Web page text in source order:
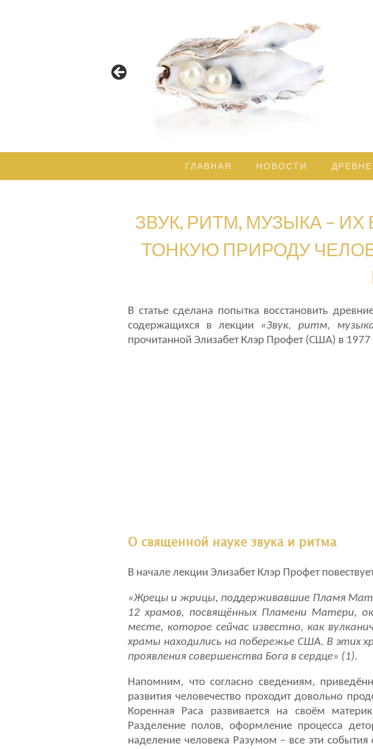
ГЛАВНАЯ НОВОСТИ
ЗВУК, РИТМ, МУЗЫКА –
ТОНКУЮ ПРИРОДУ
В статье сделана попытка восстановить
содержащихся в лекции «Звук, ритм,
прочитанной Элизабет Клэр Профет (США) в 1977
О священной науке звука и ритма
В начале лекции Элизабет Клэр Профет
«Жрецы и жрицы, поддерживавшие Пламя
12 храмов, посвящённых Пламени Матери,
месте, которое сейчас известно, как
храмы находились на побережье США. В этих
проявления совершенства Бога в сердце» (1).
Напомним, что согласно сведениям,
развития человечество проходит довольно
Коренная Раса развивается на своём
Разделение полов, оформление процесса
наделение человека Разумом – все эти